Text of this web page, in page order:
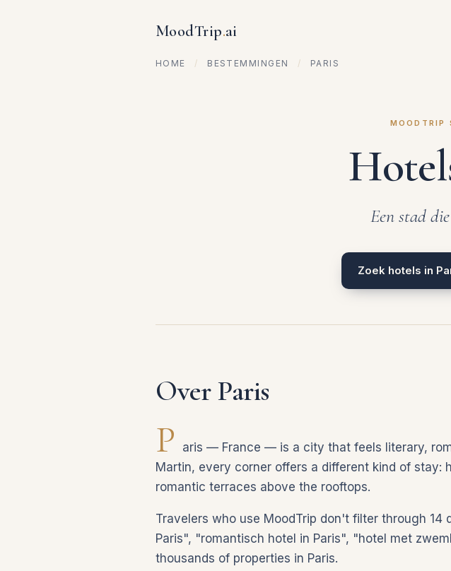
MoodTrip.ai
HOME / BESTEMMINGEN / PARIS
MOODTRIP
Een stad
Zoek hotels in
Over Paris
P
aris — France — is a city that feels literary,
Martin, every corner offers a different kind of
romantic terraces above the rooftops.
Travelers who use MoodTrip don't filter through
Paris", "romantisch hotel in Paris", "hotel met
thousands of properties in Paris.